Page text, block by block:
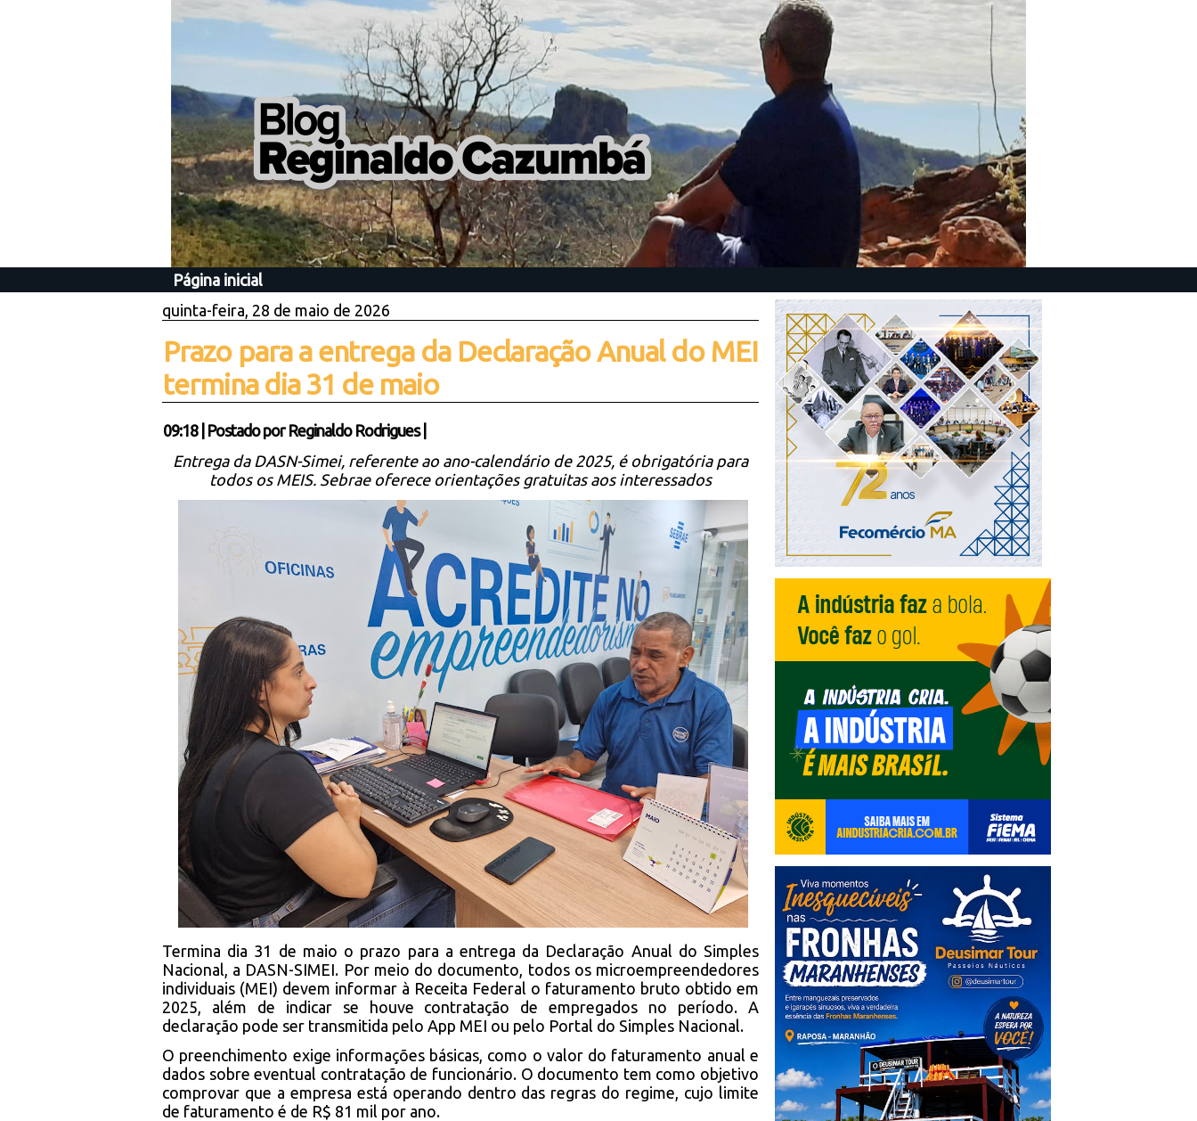
Página inicial
quinta-feira, 28 de maio de 2026
Prazo para a entrega da Declaração Anual do MEI
termina dia 31 de maio
09:18| Postado por Reginaldo Rodrigues
Entrega da DASN-Simei, referente ao ano-calendário de 2025, é obrigatória para
todos os MEIS. Sebrae oferece orientações gratuitas aos interessados
Termina dia 31 de maio o prazo para a entrega da Declaração Anual do Simples
Nacional, a DASN-SIMEI. Por meio do documento, todos os microempreendedores
individuais (MEI) devem informar à Receita Federal o faturamento bruto obtido em
2025, além de indicar se houve contratação de empregados no período. A
declaração pode ser transmitida pelo App MEI ou pelo Portal do Simples Nacional.
O preenchimento exige informações básicas, como o valor do faturamento anual e
dados sobre eventual contratação de funcionário. O documento tem como objetivo
comprovar que a empresa está operando dentro das regras do regime, cujo limite
de faturamento é de R$ 81 mil por ano.